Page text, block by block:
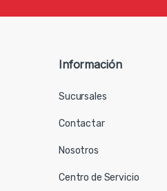
Información
Sucursales
Contactar
Nosotros
Centro de Servicio